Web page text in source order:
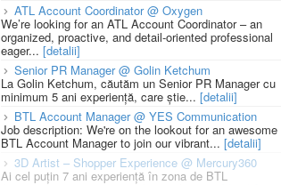
ATL Account Coordinator @ Oxygen
We’re looking for an ATL Account Coordinator – an
organized, proactive, and detail-oriented professional
eager... [detalii]
Senior PR Manager @ Golin Ketchum
La Golin Ketchum, căutăm un Senior PR Manager cu
minimum 5 ani experiență, care știe... [detalii]
BTL Account Manager @ YES Communication
Job description: We're on the lookout for an awesome
BTL Account Manager to join our vibrant... [detalii]
3D Artist – Shopper Experience @ Mercury360
Ai cel puțin 7 ani experiență în zona de BTL